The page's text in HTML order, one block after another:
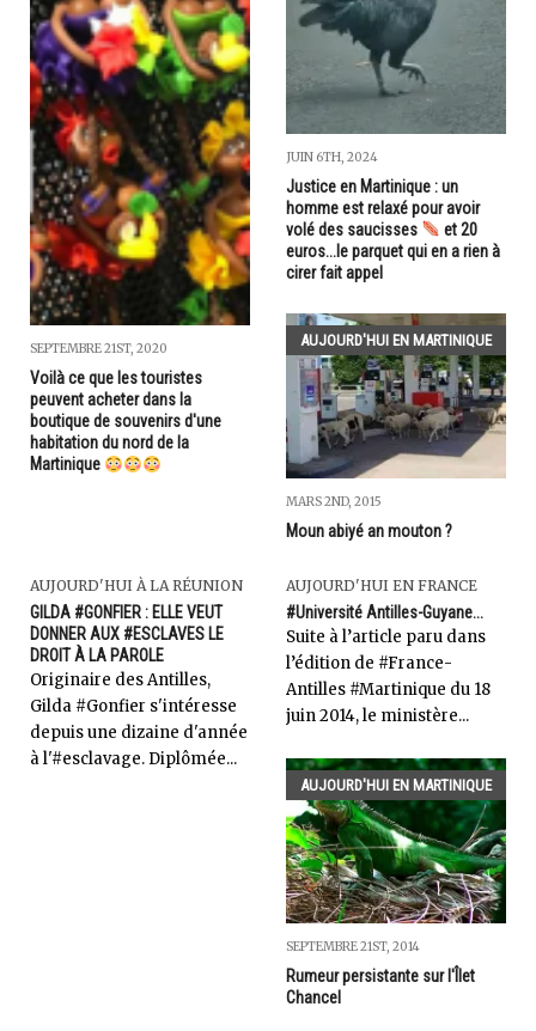
SEPTEMBRE 21ST, 2020
Voilà ce que les touristes
peuvent acheter dans la
boutique de souvenirs d'une
habitation du nord de la
Martinique
JUIN 6TH, 2024
Justice en Martinique : un
homme est relaxé pour avoir
volé des saucisses
et 20
euros...le parquet qui en a rien à
cirer fait appel
AUJOURD'HUI EN MARTINIQUE
MARS 2ND, 2015
Moun abiyé an mouton ?
AUJOURD'HUI À LA RÉUNION
GILDA #GONFIER : ELLE VEUT
DONNER AUX #ESCLAVES LE
DROIT À LA PAROLE
Originaire des Antilles,
Gilda #Gonfier s'intéresse
depuis une dizaine d'année
à l'#esclavage. Diplômée...
AUJOURD'HUI EN FRANCE
#Université Antilles-Guyane...
Suite à l’article paru dans
l’édition de #France-
Antilles #Martinique du 18
juin 2014, le ministère...
AUJOURD'HUI EN MARTINIQUE
SEPTEMBRE 21ST, 2014
Rumeur persistante sur l'Îlet
Chancel